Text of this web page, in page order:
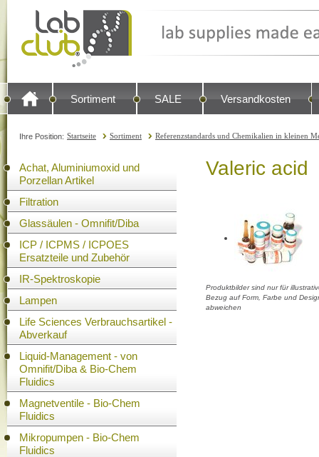
Sortiment SALE Versandkosten
Ihre Position: Startseite Sortiment Referenzstandards und Chemikalien in kleinen
Achat, Aluminiumoxid und
Porzellan Artikel
Filtration
Glassäulen - Omnifit/Diba
ICP / ICPMS / ICPOES
Ersatzteile und Zubehör
IR-Spektroskopie
Lampen
Life Sciences Verbrauchsartikel -
Abverkauf
Liquid-Management - von
Omnifit/Diba & Bio-Chem
Fluidics
Magnetventile - Bio-Chem
Fluidics
Mikropumpen - Bio-Chem
Fluidics
Valeric acid
Produktbilder sind nur für
Bezug auf Form, Farbe und
abweichen